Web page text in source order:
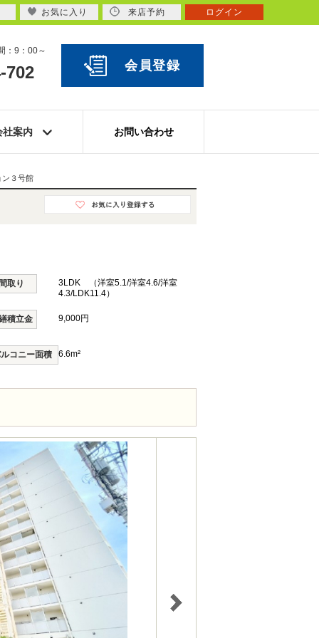
：9：00～
702 会員登録
社案内 お問い合わせ
ン３号館
取り
3LDK （洋室5.1/洋室4.6/洋室
4.3/LDK11.4）
積立金 9,000円
コニー面積 6.6m²
お気に入り 来店予約 ログイン